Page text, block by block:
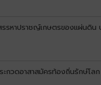
รรหาปราชญ์เกษตรของแผ่นดิน
ะกวดอาสาสมัครท้องถิ่นรักษ์โล